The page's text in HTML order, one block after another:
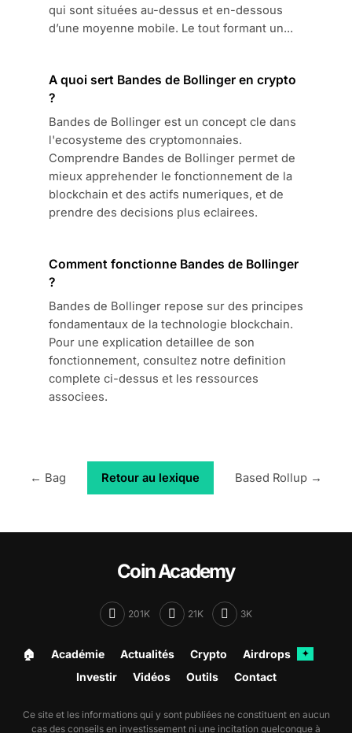
qui sont situées au-dessus et en-dessous
d’une moyenne mobile. Le tout formant un...
A quoi sert Bandes de Bollinger en crypto
?
Bandes de Bollinger est un concept cle dans
l'ecosysteme des cryptomonnaies.
Comprendre Bandes de Bollinger permet de
mieux apprehender le fonctionnement de la
blockchain et des actifs numeriques, et de
prendre des decisions plus eclairees.
Comment fonctionne Bandes de Bollinger
?
Bandes de Bollinger repose sur des principes
fondamentaux de la technologie blockchain.
Pour une explication detaillee de son
fonctionnement, consultez notre definition
complete ci-dessus et les ressources
associees.
← Bag Retour au lexique Based Rollup →
Coin Academy
201K 21K 3K
🏠︎ Académie Actualités Crypto Airdrops ✦
Investir Vidéos Outils Contact
Ce site et les informations qui y sont publiées ne constituent en aucun
cas des conseils en investissement ni une incitation quelconque à